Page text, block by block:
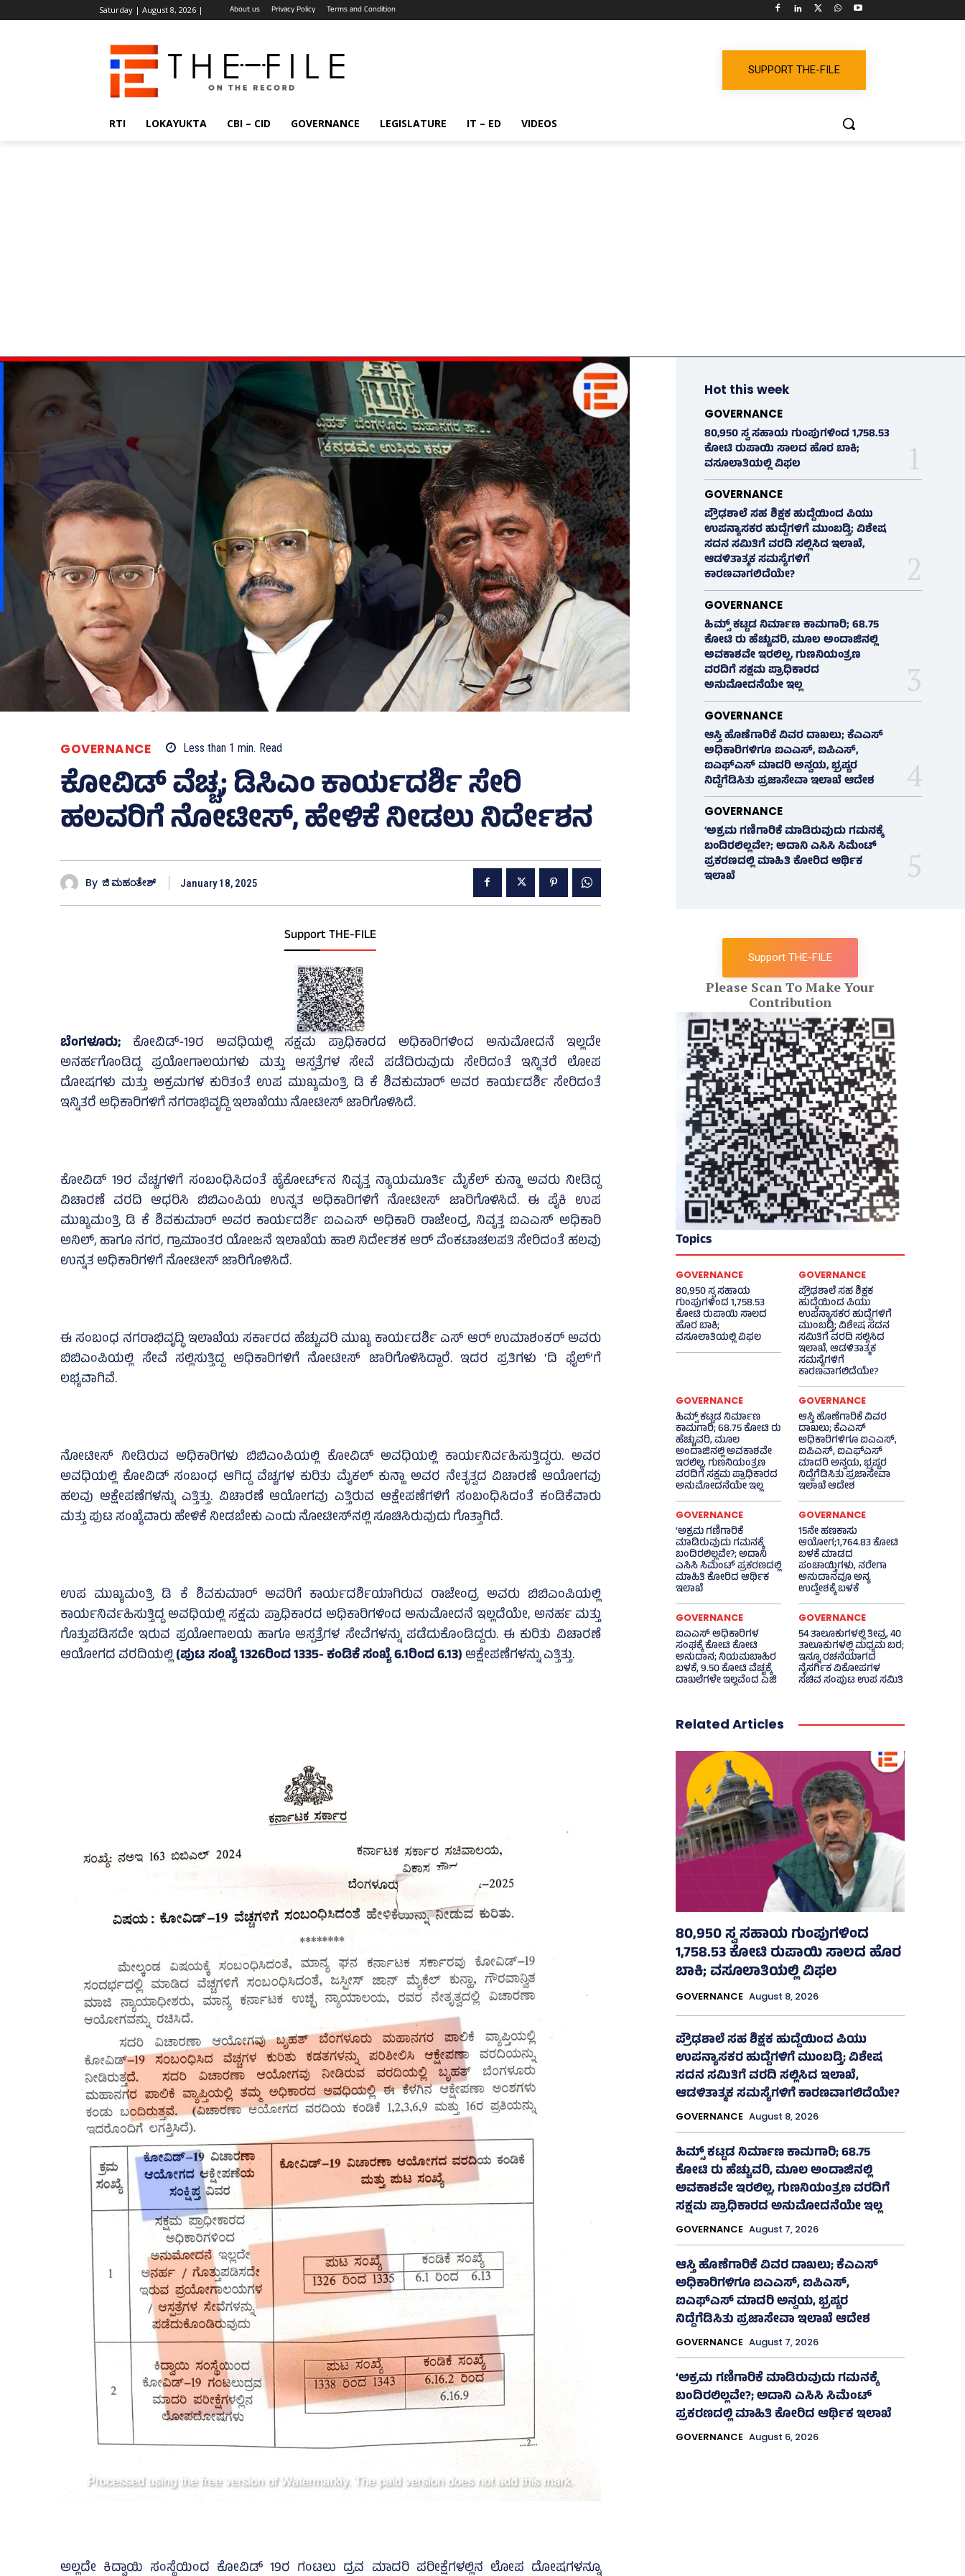
Saturday | August 8, 2026 | About us Privacy Policy Terms and Condition
SUPPORT THE-FILE
RTI LOKAYUKTA CBI – CID GOVERNANCE LEGISLATURE IT – ED VIDEOS
GOVERNANCE Less than 1 min. Read
ಕೋವಿಡ್‌ ವೆಚ್ಚ; ಡಿಸಿಎಂ ಕಾರ್ಯದರ್ಶಿ ಸೇರಿ
ಹಲವರಿಗೆ ನೋಟೀಸ್‌, ಹೇಳಿಕೆ ನೀಡಲು ನಿರ್ದೇಶನ
By ಜಿ ಮಹಂತೇಶ್ January 18, 2025
Support THE-FILE
ಬೆಂಗಳೂರು; ಕೋವಿಡ್‌-19ರ ಅವಧಿಯಲ್ಲಿ ಸಕ್ಷಮ ಪ್ರಾಧಿಕಾರದ ಅಧಿಕಾರಿಗಳಿಂದ ಅನುಮೋದನೆ ಇಲ್ಲದೇ
ಅನರ್ಹಗೊಂಡಿದ್ದ ಪ್ರಯೋಗಾಲಯಗಳು ಮತ್ತು ಆಸ್ಪತ್ರೆಗಳ ಸೇವೆ ಪಡೆದಿರುವುದು ಸೇರಿದಂತೆ ಇನ್ನಿತರೆ ಲೋಪ
ದೋಷಗಳು ಮತ್ತು ಅಕ್ರಮಗಳ ಕುರಿತಂತೆ ಉಪ ಮುಖ್ಯಮಂತ್ರಿ ಡಿ ಕೆ ಶಿವಕುಮಾರ್ ಅವರ ಕಾರ್ಯದರ್ಶಿ ಸೇರಿದಂತೆ
ಇನ್ನಿತರೆ ಅಧಿಕಾರಿಗಳಿಗೆ ನಗರಾಭಿವೃದ್ದಿ ಇಲಾಖೆಯು ನೋಟೀಸ್‌ ಜಾರಿಗೊಳಿಸಿದೆ.
ಕೋವಿಡ್‌ 19ರ ವೆಚ್ಚಗಳಿಗೆ ಸಂಬಂಧಿಸಿದಂತೆ ಹೈಕೋರ್ಟ್‌ನ ನಿವೃತ್ತ ನ್ಯಾಯಮೂರ್ತಿ ಮೈಕೆಲ್ ಕುನ್ಹಾ ಅವರು ನೀಡಿದ್ದ
ವಿಚಾರಣೆ ವರದಿ ಆಧರಿಸಿ ಬಿಬಿಎಂಪಿಯ ಉನ್ನತ ಅಧಿಕಾರಿಗಳಿಗೆ ನೋಟೀಸ್‌ ಜಾರಿಗೊಳಿಸಿದೆ. ಈ ಪೈಕಿ ಉಪ
ಮುಖ್ಯಮಂತ್ರಿ ಡಿ ಕೆ ಶಿವಕುಮಾರ್ ಅವರ ಕಾರ್ಯದರ್ಶಿ ಐಎಎಸ್‌ ಅಧಿಕಾರಿ ರಾಜೇಂದ್ರ, ನಿವೃತ್ತ ಐಎಎಸ್‌ ಅಧಿಕಾರಿ
ಅನಿಲ್‌, ಹಾಗೂ ನಗರ, ಗ್ರಾಮಾಂತರ ಯೋಜನೆ ಇಲಾಖೆಯ ಹಾಲಿ ನಿರ್ದೇಶಕ ಆರ್ ವೆಂಕಟಾಚಲಪತಿ ಸೇರಿದಂತೆ ಹಲವು
ಉನ್ನತ ಅಧಿಕಾರಿಗಳಿಗೆ ನೋಟೀಸ್‌ ಜಾರಿಗೊಳಿಸಿದೆ.
ಈ ಸಂಬಂಧ ನಗರಾಭಿವೃದ್ಧಿ ಇಲಾಖೆಯ ಸರ್ಕಾರದ ಹೆಚ್ಚುವರಿ ಮುಖ್ಯ ಕಾರ್ಯದರ್ಶಿ ಎಸ್‌ ಆರ್ ಉಮಾಶಂಕರ್ ಅವರು
ಬಿಬಿಎಂಪಿಯಲ್ಲಿ ಸೇವೆ ಸಲ್ಲಿಸುತ್ತಿದ್ದ ಅಧಿಕಾರಿಗಳಿಗೆ ನೋಟೀಸ್‌ ಜಾರಿಗೊಳಿಸಿದ್ದಾರೆ. ಇದರ ಪ್ರತಿಗಳು ‘ದಿ ಫೈಲ್’ಗೆ
ಲಭ್ಯವಾಗಿವೆ.
ನೋಟೀಸ್‌ ನೀಡಿರುವ ಅಧಿಕಾರಿಗಳು ಬಿಬಿಎಂಪಿಯಲ್ಲಿ ಕೋವಿಡ್‌ ಅವಧಿಯಲ್ಲಿ ಕಾರ್ಯನಿರ್ವಹಿಸುತ್ತಿದ್ದರು. ಅವರ
ಅವಧಿಯಲ್ಲಿ ಕೋವಿಡ್‌ ಸಂಬಂಧ ಆಗಿದ್ದ ವೆಚ್ಚಗಳ ಕುರಿತು ಮೈಕಲ್‌ ಕುನ್ಹಾ ಅವರ ನೇತೃತ್ವದ ವಿಚಾರಣೆ ಆಯೋಗವು
ಹಲವು ಆಕ್ಷೇಪಣೆಗಳನ್ನು ಎತ್ತಿತ್ತು. ವಿಚಾರಣೆ ಆಯೋಗವು ಎತ್ತಿರುವ ಆಕ್ಷೇಪಣೆಗಳಿಗೆ ಸಂಬಂಧಿಸಿದಂತೆ ಕಂಡಿಕೆವಾರು
ಮತ್ತು ಪುಟ ಸಂಖ್ಯೆವಾರು ಹೇಳಿಕೆ ನೀಡಬೇಕು ಎಂದು ನೋಟೀಸ್‌ನಲ್ಲಿ ಸೂಚಿಸಿರುವುದು ಗೊತ್ತಾಗಿದೆ.
ಉಪ ಮುಖ್ಯಮಂತ್ರಿ ಡಿ ಕೆ ಶಿವಕುಮಾರ್ ಅವರಿಗೆ ಕಾರ್ಯದರ್ಶಿಯಾಗಿರುವ ರಾಜೇಂದ್ರ ಅವರು ಬಿಬಿಎಂಪಿಯಲ್ಲಿ
ಕಾರ್ಯನಿರ್ವಹಿಸುತ್ತಿದ್ದ ಅವಧಿಯಲ್ಲಿ ಸಕ್ಷಮ ಪ್ರಾಧಿಕಾರದ ಅಧಿಕಾರಿಗಳಿಂದ ಅನುಮೋದನೆ ಇಲ್ಲದೆಯೇ, ಅನರ್ಹ ಮತ್ತು
ಗೊತ್ತುಪಡಿಸದೇ ಇರುವ ಪ್ರಯೋಗಾಲಯ ಹಾಗೂ ಆಸ್ಪತ್ರೆಗಳ ಸೇವೆಗಳನ್ನು ಪಡೆದುಕೊಂಡಿದ್ದರು. ಈ ಕುರಿತು ವಿಚಾರಣೆ
ಆಯೋಗದ ವರದಿಯಲ್ಲಿ(ಪುಟ ಸಂಖ್ಯೆ 1326ರಿಂದ 1335- ಕಂಡಿಕೆ ಸಂಖ್ಯೆ 6.1ರಿಂದ 6.13) ಆಕ್ಷೇಪಣೆಗಳನ್ನು ಎತ್ತಿತ್ತು.
ಅಲ್ಲದೇ ಕಿದ್ವಾಯಿ ಸಂಸ್ಥೆಯಿಂದ ಕೋವಿಡ್‌ 19ರ ಗಂಟಲು ದ್ರವ ಮಾದರಿ ಪರೀಕ್ಷೆಗಳಲ್ಲಿನ ಲೋಪ ದೋಷಗಳನ್ನೂ
Hot this week
GOVERNANCE
80,950 ಸ್ವ ಸಹಾಯ ಗುಂಪುಗಳಿಂದ 1,758.53
ಕೋಟಿ ರುಪಾಯಿ ಸಾಲದ ಹೊರ ಬಾಕಿ;
ವಸೂಲಾತಿಯಲ್ಲಿ ವಿಫಲ
GOVERNANCE
ಪ್ರೌಢಶಾಲೆ ಸಹ ಶಿಕ್ಷಕ ಹುದ್ದೆಯಿಂದ ಪಿಯು
ಉಪನ್ಯಾಸಕರ ಹುದ್ದೆಗಳಿಗೆ ಮುಂಬಡ್ತಿ; ವಿಶೇಷ
ಸದನ ಸಮಿತಿಗೆ ವರದಿ ಸಲ್ಲಿಸಿದ ಇಲಾಖೆ,
ಆಡಳಿತಾತ್ಮಕ ಸಮಸ್ಯೆಗಳಿಗೆ
ಕಾರಣವಾಗಲಿದೆಯೇ?
GOVERNANCE
ಹಿಮ್ಸ್‌ ಕಟ್ಟಡ ನಿರ್ಮಾಣ ಕಾಮಗಾರಿ; 68.75
ಕೋಟಿ ರು ಹೆಚ್ಚುವರಿ, ಮೂಲ ಅಂದಾಜಿನಲ್ಲಿ
ಅವಕಾಶವೇ ಇರಲಿಲ್ಲ, ಗುಣನಿಯಂತ್ರಣ
ವರದಿಗೆ ಸಕ್ಷಮ ಪ್ರಾಧಿಕಾರದ
ಅನುಮೋದನೆಯೇ ಇಲ್ಲ
GOVERNANCE
ಆಸ್ತಿ ಹೊಣೆಗಾರಿಕೆ ವಿವರ ದಾಖಲು; ಕೆಎಎಸ್
ಅಧಿಕಾರಿಗಳಿಗೂ ಐಎಎಸ್‌, ಐಪಿಎಸ್‌,
ಐಎಫ್‌ಎಸ್‌ ಮಾದರಿ ಅನ್ವಯ, ಭ್ರಷ್ಟರ
ನಿದ್ದೆಗೆಡಿಸಿತು ಪ್ರಜಾಸೇವಾ ಇಲಾಖೆ ಆದೇಶ
GOVERNANCE
‘ಅಕ್ರಮ ಗಣಿಗಾರಿಕೆ ಮಾಡಿರುವುದು ಗಮನಕ್ಕೆ
ಬಂದಿರಲಿಲ್ಲವೇ?; ಅದಾನಿ ಎಸಿಸಿ ಸಿಮೆಂಟ್
ಪ್ರಕರಣದಲ್ಲಿ ಮಾಹಿತಿ ಕೋರಿದ ಆರ್ಥಿಕ
ಇಲಾಖೆ
Support THE-FILE
Please Scan To Make Your
Contribution
Topics
GOVERNANCE
80,950 ಸ್ವ ಸಹಾಯ
ಗುಂಪುಗಳಿಂದ 1,758.53
ಕೋಟಿ ರುಪಾಯಿ ಸಾಲದ
ಹೊರ ಬಾಕಿ;
ವಸೂಲಾತಿಯಲ್ಲಿ ವಿಫಲ
GOVERNANCE
ಪ್ರೌಢಶಾಲೆ ಸಹ ಶಿಕ್ಷಕ
ಹುದ್ದೆಯಿಂದ ಪಿಯು
ಉಪನ್ಯಾಸಕರ ಹುದ್ದೆಗಳಿಗೆ
ಮುಂಬಡ್ತಿ; ವಿಶೇಷ ಸದನ
ಸಮಿತಿಗೆ ವರದಿ ಸಲ್ಲಿಸಿದ
ಇಲಾಖೆ, ಆಡಳಿತಾತ್ಮಕ
ಸಮಸ್ಯೆಗಳಿಗೆ
ಕಾರಣವಾಗಲಿದೆಯೇ?
GOVERNANCE
ಹಿಮ್ಸ್‌ ಕಟ್ಟಡ ನಿರ್ಮಾಣ
ಕಾಮಗಾರಿ; 68.75 ಕೋಟಿ ರು
ಹೆಚ್ಚುವರಿ, ಮೂಲ
ಅಂದಾಜಿನಲ್ಲಿ ಅವಕಾಶವೇ
ಇರಲಿಲ್ಲ, ಗುಣನಿಯಂತ್ರಣ
ವರದಿಗೆ ಸಕ್ಷಮ ಪ್ರಾಧಿಕಾರದ
ಅನುಮೋದನೆಯೇ ಇಲ್ಲ
GOVERNANCE
ಆಸ್ತಿ ಹೊಣೆಗಾರಿಕೆ ವಿವರ
ದಾಖಲು; ಕೆಎಎಸ್
ಅಧಿಕಾರಿಗಳಿಗೂ ಐಎಎಸ್‌,
ಐಪಿಎಸ್‌, ಐಎಫ್‌ಎಸ್‌
ಮಾದರಿ ಅನ್ವಯ, ಭ್ರಷ್ಟರ
ನಿದ್ದೆಗೆಡಿಸಿತು ಪ್ರಜಾಸೇವಾ
ಇಲಾಖೆ ಆದೇಶ
GOVERNANCE
‘ಅಕ್ರಮ ಗಣಿಗಾರಿಕೆ
ಮಾಡಿರುವುದು ಗಮನಕ್ಕೆ
ಬಂದಿರಲಿಲ್ಲವೇ?; ಅದಾನಿ
ಎಸಿಸಿ ಸಿಮೆಂಟ್ ಪ್ರಕರಣದಲ್ಲಿ
ಮಾಹಿತಿ ಕೋರಿದ ಆರ್ಥಿಕ
ಇಲಾಖೆ
GOVERNANCE
15ನೇ ಹಣಕಾಸು
ಆಯೋಗ;1,764.83 ಕೋಟಿ
ಬಳಕೆ ಮಾಡದ
ಪಂಚಾಯ್ತಿಗಳು, ನರೇಗಾ
ಅನುದಾನವೂ ಅನ್ಯ
ಉದ್ದೇಶಕ್ಕೆ ಬಳಕೆ
GOVERNANCE
ಐಎಎಸ್‌ ಅಧಿಕಾರಿಗಳ
ಸಂಘಕ್ಕೆ ಕೋಟಿ ಕೋಟಿ
ಅನುದಾನ; ನಿಯಮಬಾಹಿರ
ಬಳಕೆ, 9.50 ಕೋಟಿ ವೆಚ್ಚಕ್ಕೆ
ದಾಖಲೆಗಳೇ ಇಲ್ಲವೆಂದ ಎಜಿ
GOVERNANCE
54 ತಾಲೂಕುಗಳಲ್ಲಿ ತೀವ್ರ, 40
ತಾಲೂಕುಗಳಲ್ಲಿ ಮಧ್ಯಮ ಬರ;
ಇನ್ನೂ ರಚನೆಯಾಗದ
ನೈಸರ್ಗಿಕ ವಿಕೋಪಗಳ
ಸಚಿವ ಸಂಪುಟ ಉಪ ಸಮಿತಿ
Related Articles
80,950 ಸ್ವ ಸಹಾಯ ಗುಂಪುಗಳಿಂದ
1,758.53 ಕೋಟಿ ರುಪಾಯಿ ಸಾಲದ ಹೊರ
ಬಾಕಿ; ವಸೂಲಾತಿಯಲ್ಲಿ ವಿಫಲ
GOVERNANCE August 8, 2026
ಪ್ರೌಢಶಾಲೆ ಸಹ ಶಿಕ್ಷಕ ಹುದ್ದೆಯಿಂದ ಪಿಯು
ಉಪನ್ಯಾಸಕರ ಹುದ್ದೆಗಳಿಗೆ ಮುಂಬಡ್ತಿ; ವಿಶೇಷ
ಸದನ ಸಮಿತಿಗೆ ವರದಿ ಸಲ್ಲಿಸಿದ ಇಲಾಖೆ,
ಆಡಳಿತಾತ್ಮಕ ಸಮಸ್ಯೆಗಳಿಗೆ ಕಾರಣವಾಗಲಿದೆಯೇ?
GOVERNANCE August 8, 2026
ಹಿಮ್ಸ್‌ ಕಟ್ಟಡ ನಿರ್ಮಾಣ ಕಾಮಗಾರಿ; 68.75
ಕೋಟಿ ರು ಹೆಚ್ಚುವರಿ, ಮೂಲ ಅಂದಾಜಿನಲ್ಲಿ
ಅವಕಾಶವೇ ಇರಲಿಲ್ಲ, ಗುಣನಿಯಂತ್ರಣ ವರದಿಗೆ
ಸಕ್ಷಮ ಪ್ರಾಧಿಕಾರದ ಅನುಮೋದನೆಯೇ ಇಲ್ಲ
GOVERNANCE August 7, 2026
ಆಸ್ತಿ ಹೊಣೆಗಾರಿಕೆ ವಿವರ ದಾಖಲು; ಕೆಎಎಸ್
ಅಧಿಕಾರಿಗಳಿಗೂ ಐಎಎಸ್‌, ಐಪಿಎಸ್‌,
ಐಎಫ್‌ಎಸ್‌ ಮಾದರಿ ಅನ್ವಯ, ಭ್ರಷ್ಟರ
ನಿದ್ದೆಗೆಡಿಸಿತು ಪ್ರಜಾಸೇವಾ ಇಲಾಖೆ ಆದೇಶ
GOVERNANCE August 7, 2026
‘ಅಕ್ರಮ ಗಣಿಗಾರಿಕೆ ಮಾಡಿರುವುದು ಗಮನಕ್ಕೆ
ಬಂದಿರಲಿಲ್ಲವೇ?; ಅದಾನಿ ಎಸಿಸಿ ಸಿಮೆಂಟ್
ಪ್ರಕರಣದಲ್ಲಿ ಮಾಹಿತಿ ಕೋರಿದ ಆರ್ಥಿಕ ಇಲಾಖೆ
GOVERNANCE August 6, 2026